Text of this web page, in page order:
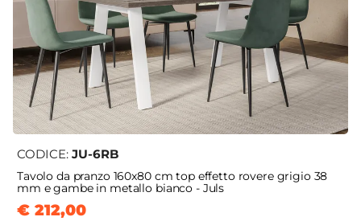
CODICE: JU-6RB
Tavolo da pranzo 160x80 cm top effetto rovere grigio 38
mm e gambe in metallo bianco - Juls
€ 212,00